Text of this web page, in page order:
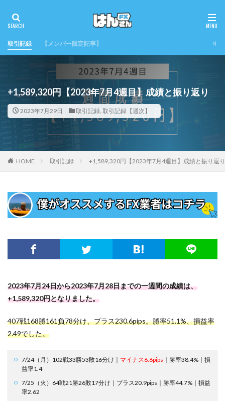
取引記録 【メンバー限定記事】
+1,589,320円【2023年7月4週目】成績と振り返り
2023年7月29日 取引記録, 取引記録【週次】
HOME 取引記録 +1,589,320円【2023年7月4週目】成績と振り返り
2023年7月24日から2023年7月28日までの一週間の成績は、
+1,589,320円となりました。
407戦168勝161負78分け、プラス230.6pips。勝率51.1%、損益率
2.49でした。
7/24（月）102戦33勝53敗16分け｜ マイナス6.6pips ｜勝率38.4%｜損
益率1.4
7/25（火）64戦21勝26敗17分け｜プラス20.9pips｜勝率44.7%｜損益
率2.62